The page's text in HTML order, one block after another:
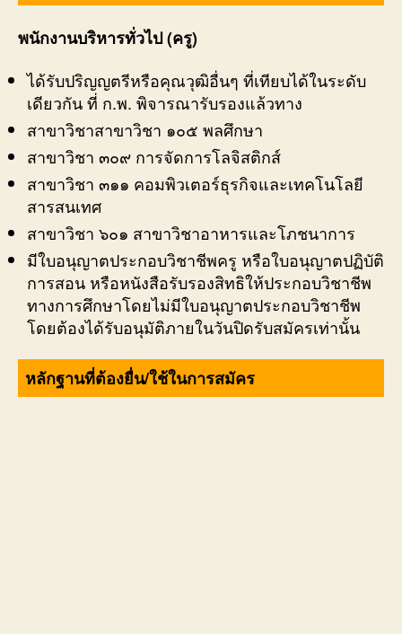
พนักงานบริหารทั่วไป (ครู)
ได้รับปริญญตรีหรือคุณวุฒิอื่นๆ ที่เทียบได้ในระดับ
เดียวกัน ที่ ก.พ. พิจารณารับรองแล้วทาง
สาขาวิชาสาขาวิชา ๑๐๕ พลศึกษา
สาขาวิชา ๓๐๙ การจัดการโลจิสติกส์
สาขาวิชา ๓๑๑ คอมพิวเตอร์ธุรกิจและเทคโนโลยี
สารสนเทศ
สาขาวิชา ๖๐๑ สาขาวิชาอาหารและโภชนาการ
มีใบอนุญาตประกอบวิชาชีพครู หรือใบอนุญาตปฏิบัติ
การสอน หรือหนังสือรับรองสิทธิให้ประกอบวิชาชีพ
ทางการศึกษาโดยไม่มีใบอนุญาตประกอบวิชาชีพ
โดยต้องได้รับอนุมัติภายในวันปิดรับสมัครเท่านั้น
หลักฐานที่ต้องยื่น/ใช้ในการสมัคร